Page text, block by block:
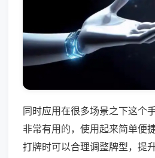
同时应用在很多场景之下这个
非常有用的，使用起来简单便
打牌时可以合理调整牌型，提